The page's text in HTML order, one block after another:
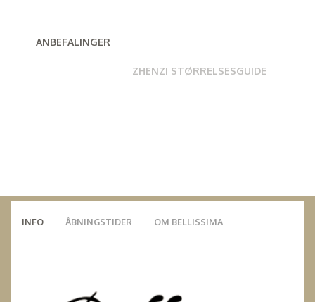
ANBEFALINGER
ZHENZI STØRRELSESGUIDE
INFO ÅBNINGSTIDER OM BELLISSIMA